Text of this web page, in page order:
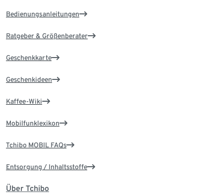
Bedienungsanleitungen
Ratgeber & Größenberater
Geschenkkarte
Geschenkideen
Kaffee-Wiki
Mobilfunklexikon
Tchibo MOBIL FAQs
Entsorgung / Inhaltsstoffe
Über Tchibo